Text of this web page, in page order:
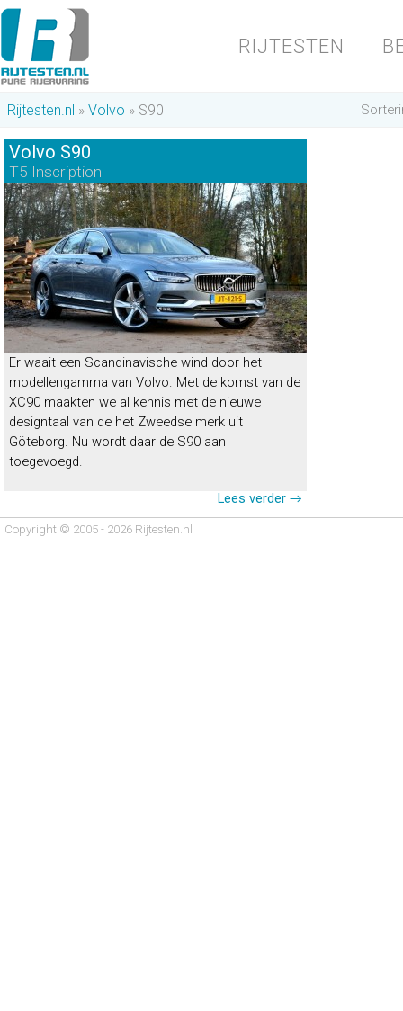
RIJTESTEN
Rijtesten.nl Volvo S90
Volvo S90
T5 Inscription
Er waait een Scandinavische wind door het
modellengamma van Volvo. Met de komst van de
XC90 maakten we al kennis met de nieuwe
designtaal van de het Zweedse merk uit
Göteborg. Nu wordt daar de S90 aan
toegevoegd.
Lees verder →
Copyright © 2005 - 2026 Rijtesten.nl